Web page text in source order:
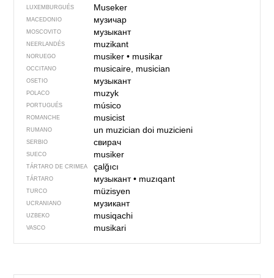
LUXEMBURGUÉS Museker
MACEDONIO музичар
MOSCOVITO музыкант
NEERLANDÉS muzikant
NORUEGO musiker• musikar
OCCITANO musicaire, musician
OSETIO музыкант
POLACO muzyk
PORTUGUÉS músico
ROMANCHE musicist
RUMANO un muziciandoi muzicieni
SERBIO свирач
SUECO musiker
TÁRTARO DE CRIMEA çalğıcı
TÁRTARO музыкант• muzıqant
TURCO müzisyen
UCRANIANO музикант
UZBEKO musiqachi
VASCO musikari